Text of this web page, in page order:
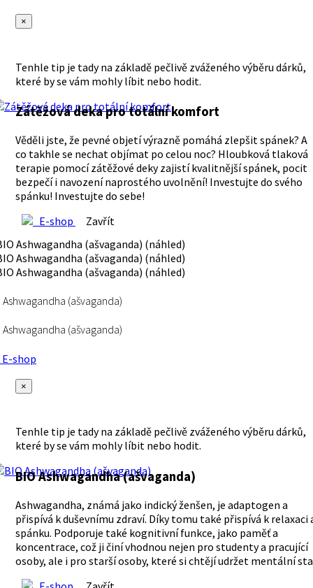
×
Tenhle tip je tady na základě pečlivě zváženého výběru dárků,
které by se vám mohly líbit nebo hodit.
Zátěžová deka pro totální komfort
Věděli jste, že pevné objetí výrazně pomáhá zlepšit spánek? A
co takhle se nechat objímat po celou noc? Hloubková tlaková
terapie pomocí zátěžové deky zajistí kvalitnější spánek, pocit
bezpečí i navození naprostého uvolnění! Investujte do svého
spánku! Investujte do sebe!
E-shop
Zavřít
Ashwagandha (ašvaganda)
Ashwagandha (ašvaganda)
shop
×
Tenhle tip je tady na základě pečlivě zváženého výběru dárků,
které by se vám mohly líbit nebo hodit.
BIO Ashwagandha (ašvaganda)
Ashwagandha, známá jako indický ženšen, je adaptogen a
přispívá k duševnímu zdraví. Díky tomu také přispívá k relaxaci
spánku. Podporuje také kognitivní funkce, jako paměť a
koncentrace, což ji činí vhodnou nejen pro studenty a pracující
osoby, ale i pro starší osoby, které si chtějí udržet mentální